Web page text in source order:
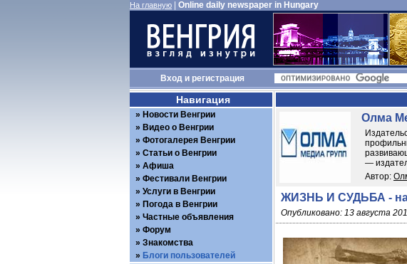
На главную Online daily newspaper in Hungary
Входи регистрация
Олма
—
Автор:
ЖИЗНЬ И СУДЬБА -
Опубликовано: 13 августа
Навигация
Новости Венгрии
Видео о Венгрии
Фотогалерея Венгрии
Статьи о Венгрии
Афиша
Фестивали Венгрии
Услуги в Венгрии
Погода в Венгрии
Частные объявления
Форум
Знакомства
Блоги пользователей